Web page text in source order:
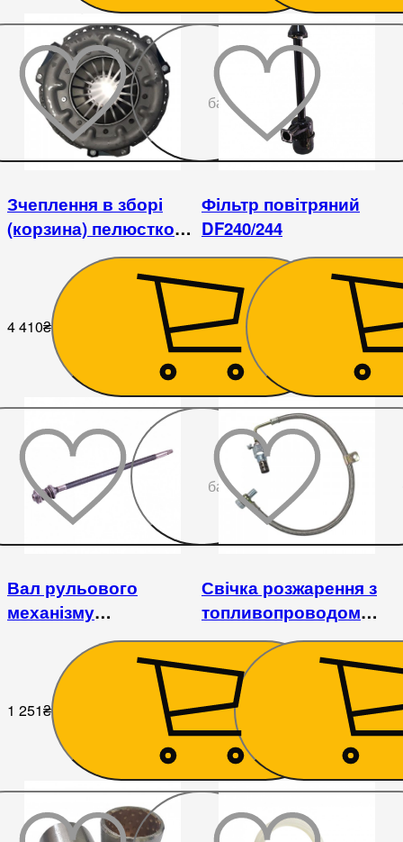
бажаного
Зчеплення в зборі
(корзина) пелюсткове
DongFeng 244
4 410₴
Фільтр повітряний
DF240/244
1 080₴
бажаного
Вал рульового
механізму
вертикальний
DongFeng 354/404
1 251₴
Свічка розжарення з
топливопроводом
КМ385ВТ
945₴